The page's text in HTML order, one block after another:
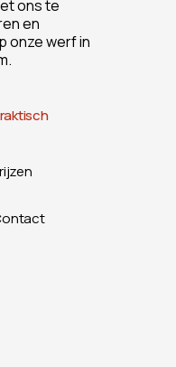
ons te
en
onze werf in